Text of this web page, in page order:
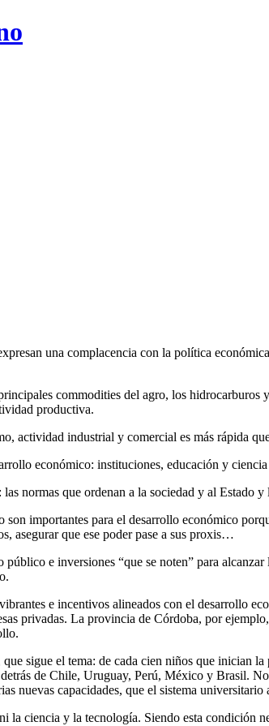
una complacencia con la política
commodities del agro, los
productiva.
actividad industrial y comercial es más rápida
económico: instituciones, educación y
normas que ordenan a la sociedad y al
son importantes para el desarrollo económico
asegurar que ese poder pase a sus proxis…
e inversiones “que se noten” para
e incentivos alineados con el desarrollo
privadas. La provincia de Córdoba, por
sigue el tema: de cada cien niños que inician
de Chile, Uruguay, Perú, México y Brasil.
nuevas capacidades, que el sistema universitario
ciencia y la tecnología. Siendo esta condición